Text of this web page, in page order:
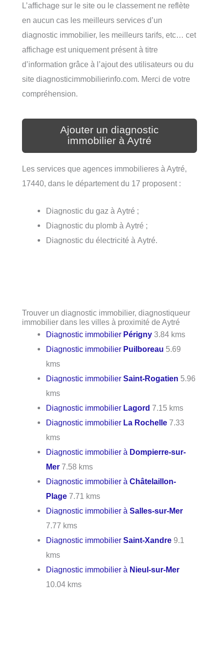
L’affichage sur le site ou le classement ne reflète
en aucun cas les meilleurs services d’un
diagnostic immobilier, les meilleurs tarifs, etc… cet
affichage est uniquement présent à titre
d’information grâce à l’ajout des utilisateurs ou du
site diagnosticimmobilierinfo.com. Merci de votre
compréhension.
Ajouter un diagnostic
immobilier à Aytré
Les services que agences immobilieres à Aytré,
17440, dans le département du 17 proposent :
Diagnostic du gaz à Aytré ;
Diagnostic du plomb à Aytré ;
Diagnostic du électricité à Aytré.
Trouver un diagnostic immobilier, diagnostiqueur
immobilier dans les villes à proximité de Aytré
Diagnostic immobilier Périgny 3.84 kms
Diagnostic immobilier Puilboreau 5.69
kms
Diagnostic immobilierSaint-Rogatien 5.96
kms
Diagnostic immobilier Lagord 7.15 kms
Diagnostic immobilier La Rochelle 7.33
kms
Diagnostic immobilier à Dompierre-sur-
Mer 7.58 kms
Diagnostic immobilier àChâtelaillon-
Plage 7.71 kms
Diagnostic immobilier àSalles-sur-Mer
7.77 kms
Diagnostic immobilierSaint-Xandre 9.1
kms
Diagnostic immobilier à Nieul-sur-Mer
10.04 kms